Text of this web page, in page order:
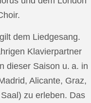
dem Liedgesang.
Klavierpartner
dieser Saison u. a. in
Alicante, Graz,
zu erleben. Das